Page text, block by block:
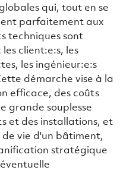
qui, tout en se
parfaitement aux
techniques sont
client:e:s, les
les ingénieur:e:s
démarche vise à la
efficace, des coûts
grande souplesse
et des installations, et
vie d'un bâtiment,
stratégique